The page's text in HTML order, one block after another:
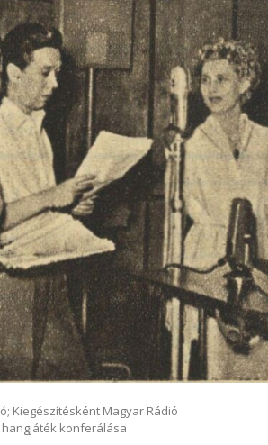
Kiegészítésként Magyar Rádió
konferálása